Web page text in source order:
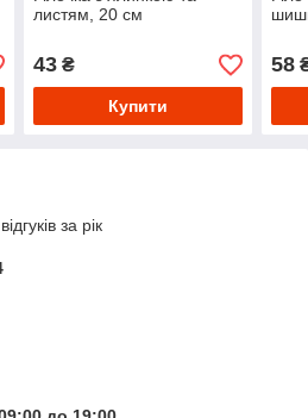
листям, 20 см
43₴
Купити
58
за рік